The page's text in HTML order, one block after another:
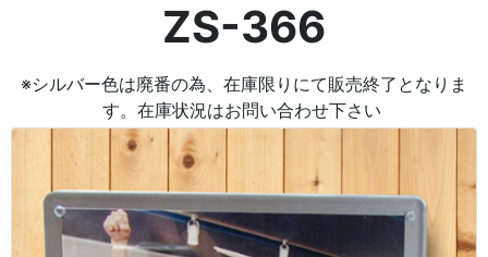
ZS-366
※シルバー色は廃番の為、在庫限りにて販売終了となりま
す。在庫状況はお問い合わせ下さい